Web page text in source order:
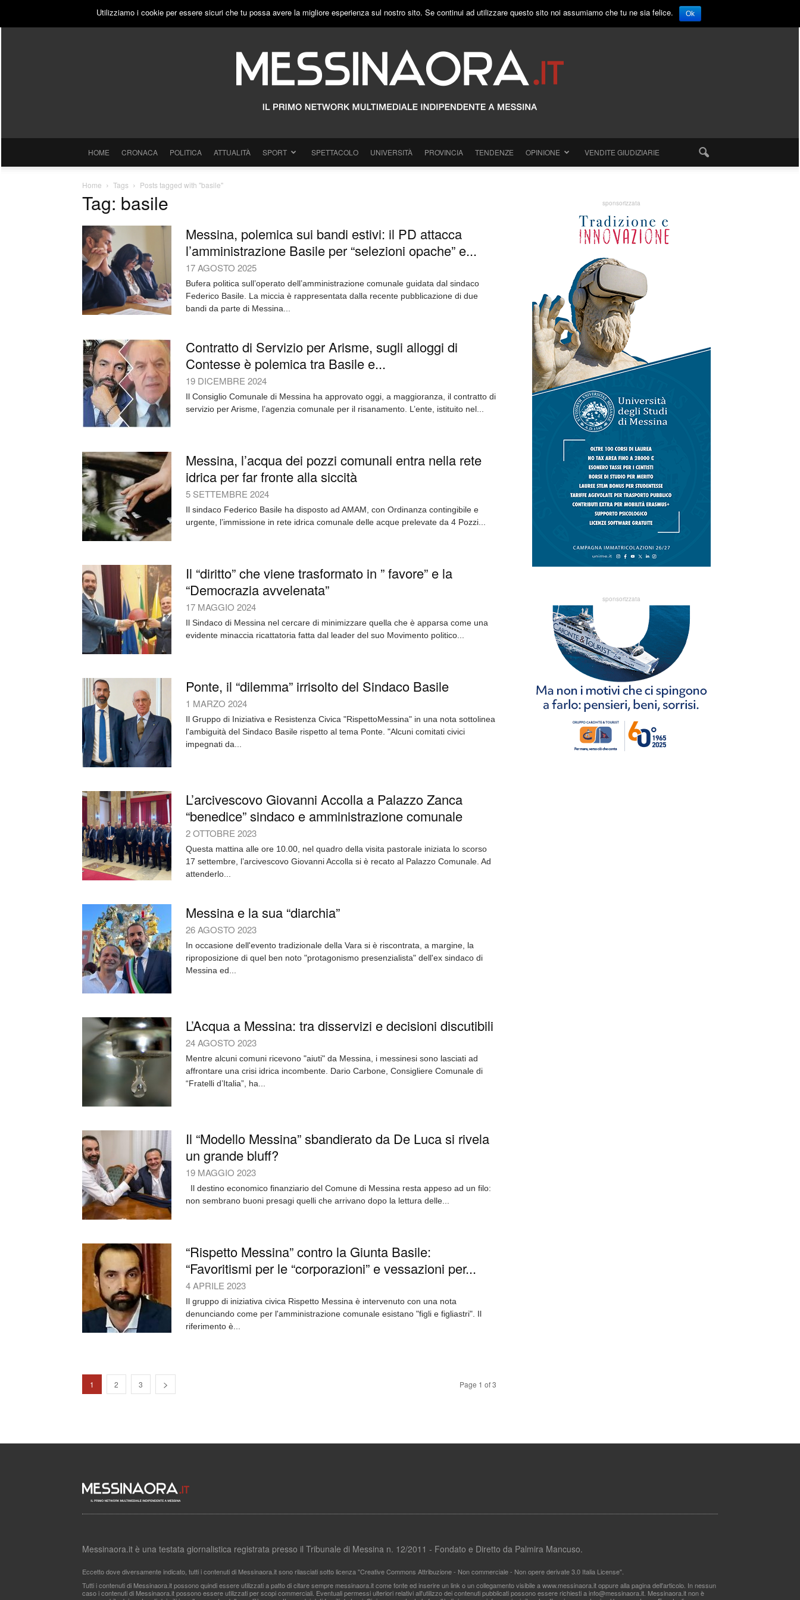
SABATO, 8 AGOSTO 2026 PUBBLICITÀ
HOME CRONACA POLITICA ATTUALITÀ SPORT SPETTACOLO UNIVERSITÀ PROVINCIA TENDENZE OPINIONE VENDITE GIUDIZIARIE
Home Tags Posts tagged with "basile"
Tag: basile
Messina, polemica sui bandi estivi: il PD attacca
l’amministrazione Basile per “selezioni opache” e...
17 AGOSTO 2025
Bufera politica sull’operato dell’amministrazione comunale guidata dal sindaco
Federico Basile. La miccia è rappresentata dalla recente pubblicazione di due
bandi da parte di Messina...
Contratto di Servizio per Arisme, sugli alloggi di
Contesse è polemica tra Basile e...
19 DICEMBRE 2024
Il Consiglio Comunale di Messina ha approvato oggi, a maggioranza, il contratto di
servizio per Arisme, l’agenzia comunale per il risanamento. L’ente, istituito nel...
Messina, l’acqua dei pozzi comunali entra nella rete
idrica per far fronte alla siccità
5 SETTEMBRE 2024
Il sindaco Federico Basile ha disposto ad AMAM, con Ordinanza contingibile e
urgente, l’immissione in rete idrica comunale delle acque prelevate da 4 Pozzi...
Il “diritto” che viene trasformato in ” favore” e la
“Democrazia avvelenata”
17 MAGGIO 2024
Il Sindaco di Messina nel cercare di minimizzare quella che è apparsa come una
evidente minaccia ricattatoria fatta dal leader del suo Movimento politico...
Ponte, il “dilemma” irrisolto del Sindaco Basile
1 MARZO 2024
Il Gruppo di Iniziativa e Resistenza Civica "RispettoMessina" in una nota sottolinea
l'ambiguità del Sindaco Basile rispetto al tema Ponte. "Alcuni comitati civici
impegnati da...
L’arcivescovo Giovanni Accolla a Palazzo Zanca
“benedice” sindaco e amministrazione comunale
2 OTTOBRE 2023
Questa mattina alle ore 10.00, nel quadro della visita pastorale iniziata lo scorso
17 settembre, l’arcivescovo Giovanni Accolla si è recato al Palazzo Comunale. Ad
attenderlo...
Messina e la sua “diarchia”
26 AGOSTO 2023
In occasione dell'evento tradizionale della Vara si è riscontrata, a margine, la
riproposizione di quel ben noto "protagonismo presenzialista" dell'ex sindaco di
Messina ed...
L’Acqua a Messina: tra disservizi e decisioni discutibili
24 AGOSTO 2023
Mentre alcuni comuni ricevono "aiuti" da Messina, i messinesi sono lasciati ad
affrontare una crisi idrica incombente. Dario Carbone, Consigliere Comunale di
“Fratelli d’Italia”, ha...
Il “Modello Messina” sbandierato da De Luca si rivela
un grande bluff?
19 MAGGIO 2023
Il destino economico finanziario del Comune di Messina resta appeso ad un filo:
non sembrano buoni presagi quelli che arrivano dopo la lettura delle...
“Rispetto Messina” contro la Giunta Basile:
“Favoritismi per le “corporazioni” e vessazioni per...
4 APRILE 2023
Il gruppo di iniziativa civica Rispetto Messina è intervenuto con una nota
denunciando come per l'amministrazione comunale esistano "figli e figliastri". Il
riferimento è...
1 2 3 Page 1 of 3
sponsorizzata
sponsorizzata
Messinaora.it è una testata giornalistica registrata presso il Tribunale di Messina n. 12/2011 - Fondato e Diretto da Palmira Mancuso.
Eccetto dove diversamente indicato, tutti i contenuti di Messinaora.it sono rilasciati sotto licenza "Creative Commons Attribuzione - Non commerciale - Non opere derivate 3.0 Italia License".
Tutti i contenuti di Messinaora.it possono quindi essere utilizzati a patto di citare sempre messinaora.it come fonte ed inserire un link o un collegamento visibile a www.messinaora.it oppure alla pagina dell'articolo. In nessun
caso i contenuti di Messinaora.it possono essere utilizzati per scopi commerciali. Eventuali permessi ulteriori relativi all'utilizzo dei contenuti pubblicati possono essere richiesti ainfo@messinaora.it . Messinaora.it non è
Utilizziamo i cookie per essere sicuri che tu possa avere la migliore esperienza sul nostro sito. Se continui ad utilizzare questo sito noi assumiamo che tu ne sia felice. Ok